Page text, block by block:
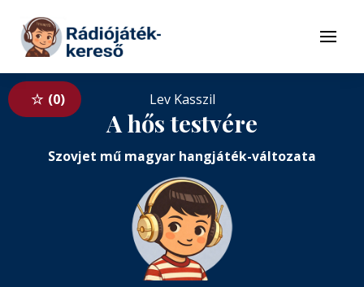
Tovább a tartalomhoz
Menü
0 Lev Kasszil
A hős testvére
Szovjet mű magyar hangjáték-változata